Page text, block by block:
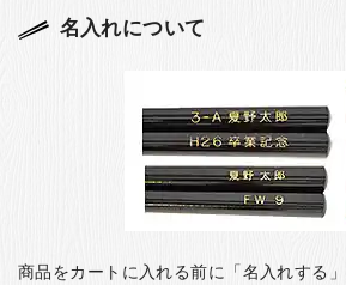
名入れについて
商品をカートに入れる前に「名入れする